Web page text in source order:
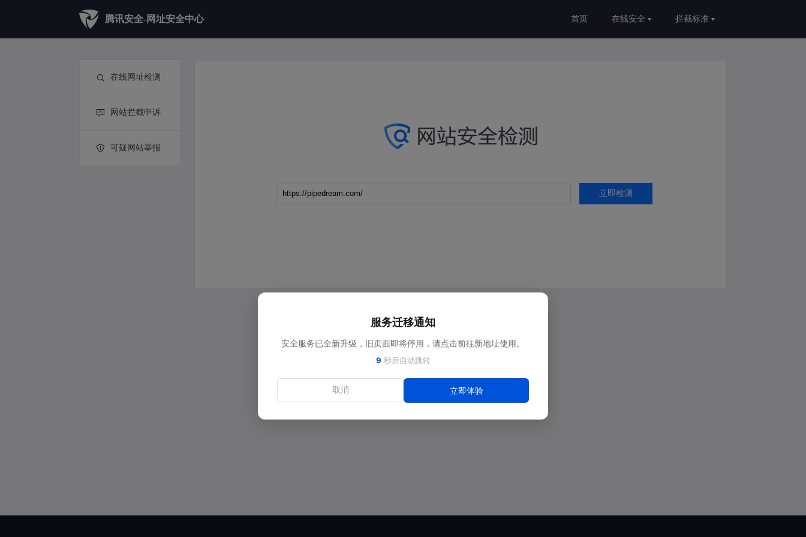
腾讯安全-网址安全中心 首页 在线安全 拦截标准
在线网址检测
网站拦截申诉
可疑网站举报
立即检测
服务迁移通知
安全服务已全新升级，旧页面即将停用，请点击前往新地址使用。
9 秒后自动跳转
取消 立即体验